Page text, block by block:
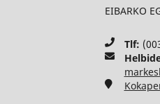
EIBARKO
Tlf: